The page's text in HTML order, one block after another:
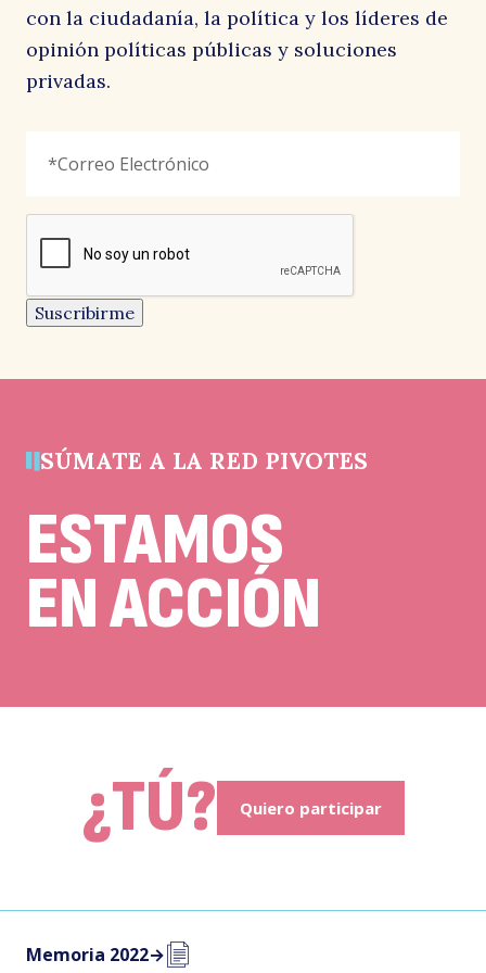
señala
campo
un
campo
de
debe
Electrónico *
reCAPTCHA
Suscribirme
con la ciudadanía, la política y los líderes de
opinión políticas públicas y soluciones
privadas.
SÚMATE A LA RED PIVOTES
ESTAMOS
EN ACCIÓN
¿TÚ? Quiero participar
Memoria 2022→